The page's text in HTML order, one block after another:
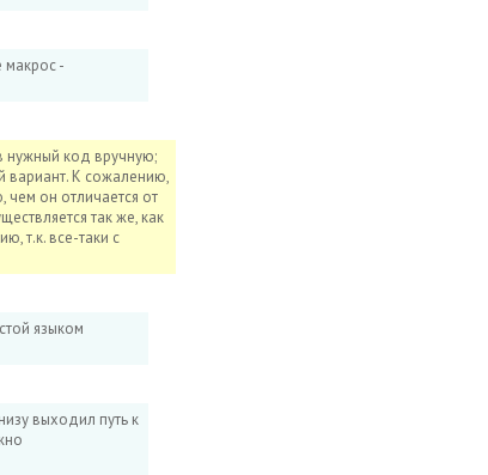
макрос -
нужный код вручную;
вариант. К сожалению,
он отличается от
так же, как
т.к. все-таки с
языком
выходил путь к